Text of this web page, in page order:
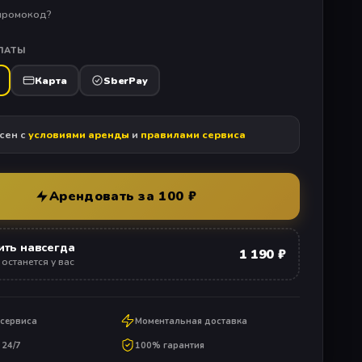
Карта SberPay
с условиями аренды и правилами сервиса
Арендовать за 100 ₽
навсегда
у вас 1 190 ₽
Моментальная доставка
7
100% гарантия